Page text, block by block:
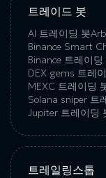
트레이드 봇
AI 트레이딩 봇
Binance Smart
Binance 트레이딩
DEX gems 트레
MEXC 트레이딩
Solana sniper 트
Jupiter 트레이딩
트레일링스톱